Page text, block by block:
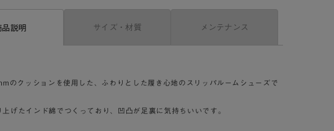
品説明 サイズ・材質 メンテナンス
のクッションを使用した、ふわりとした履き心地のスリッパルームシューズで
上げたインド綿でつくっており、凹凸が足裏に気持ちいいです。